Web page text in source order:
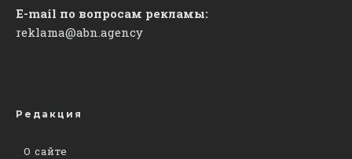
E-mail по вопросам рекламы:
reklama@abn.agency
Редакция
О сайте